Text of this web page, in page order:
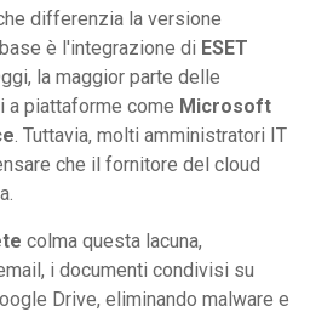
differenzia la versione
è l'integrazione di ESET
la maggior parte delle
a piattaforme come Microsoft
. Tuttavia, molti amministratori IT
che il fornitore del cloud
colma questa lacuna,
i documenti condivisi su
Drive, eliminando malware e